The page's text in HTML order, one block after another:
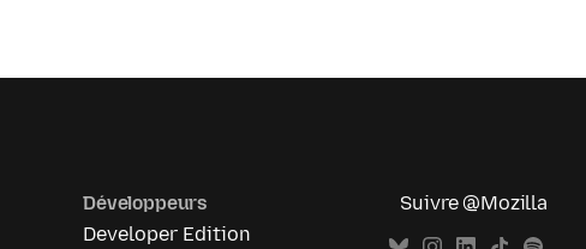
Développeurs
Developer Edition
Suivre @Mozilla